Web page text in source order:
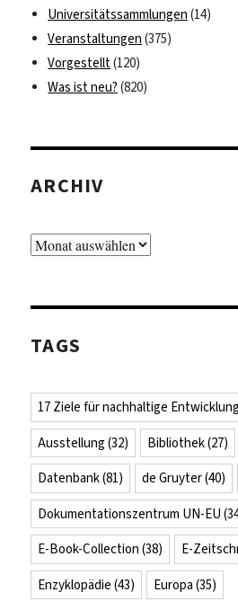
Universitätssammlungen (14)
Veranstaltungen (375)
Vorgestellt(120)
Was ist neu? (820)
ARCHIV
Archiv
TAGS
17 Ziele für nachhaltige Entwicklung
Ausstellung (32) Bibliothek(27)
Datenbank(81) de Gruyter(40)
Dokumentationszentrum UN-EU
E-Book-Collection (38) E-
Enzyklopädie (43) Europa (35)